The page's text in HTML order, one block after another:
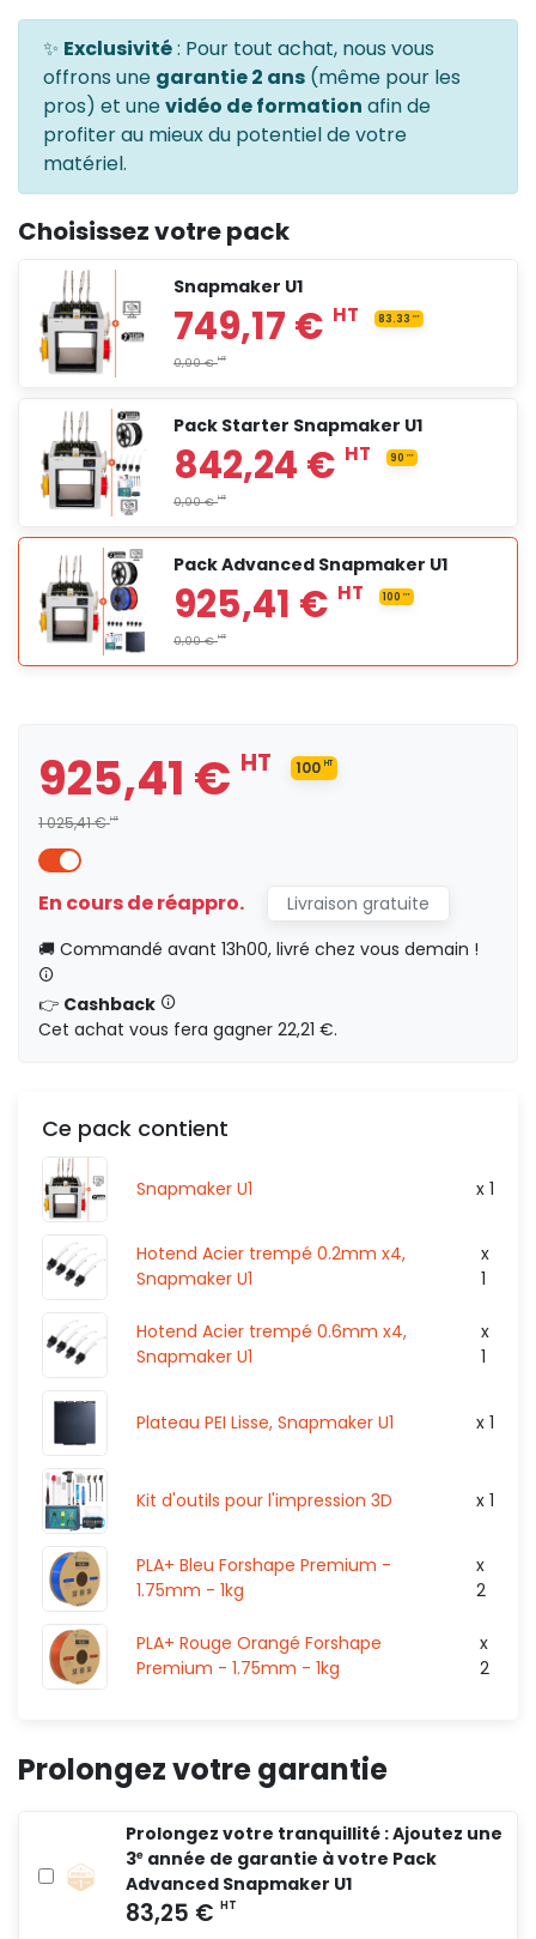
✨ Exclusivité: Pour tout achat, nous vous
offrons une garantie 2 ans (même pour les
pros) et unevidéo de formation afin de
profiter au mieux du potentiel de votre
matériel.
Choisissez votre pack
Snapmaker U1
0,00 €
Pack Starter Snapmaker U1
842,24 €
0,00 € HT
Pack Advanced Snapmaker U1
0,00 €
925,41 € HT
1 025,41 €HT
100 HT
En cours de réappro.
Livraison gratuite
🚚 Commandé avant 13h00, livré chez vous demain !
👉 Cashback
Cet achat vous fera gagner 22,21 €.
Ce pack contient
Snapmaker U1 x 1
Hotend Acier trempé 0.2mm x4,
Snapmaker U1
x
1
Hotend Acier trempé 0.6mm x4,
Snapmaker U1
x
1
Plateau PEI Lisse, Snapmaker U1 x 1
Kit d'outils pour l'impression 3D x 1
PLA+ Bleu Forshape Premium -
1.75mm - 1kg
x
2
PLA+ Rouge Orangé Forshape
Premium - 1.75mm - 1kg
x
2
Prolongez votre garantie
Prolongez votre tranquillité : Ajoutez une
3ᵉ année de garantie à votre Pack
Advanced Snapmaker U1